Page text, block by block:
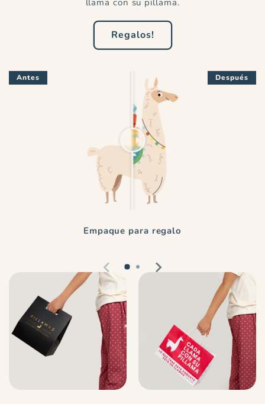
Regalos!
Antes Después
Empaque para regalo